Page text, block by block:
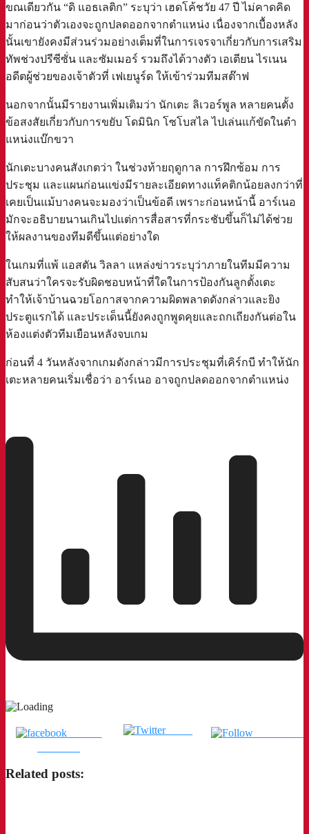
ขณเดียวกัน “ดิ แอธเลติก” ระบุว่า เฮดโค้ชวัย 47 ปี ไม่คาดคิด
มาก่อนว่าตัวเองจะถูกปลดออกจากตำแหน่ง เนื่องจากเบื้องหลัง
นั้นเขายังคงมีส่วนร่วมอย่างเต็มที่ในการเจรจาเกี่ยวกับการเสริม
ทัพช่วงปรีซีซั่น และซัมเมอร์ รวมถึงได้วางตัว เอเตียน ไรเนน
อดีตผู้ช่วยของเจ้าตัวที่ เฟเยนูร์ด ให้เข้าร่วมทีมสต๊าฟ
นอกจากนั้นมีรายงานเพิ่มเติมว่า นักเตะ ลิเวอร์พูล หลายคนตั้ง
ข้อสงสัยเกี่ยวกับการขยับ โดมินิก โซโบสไล ไปเล่นแก้ขัดในตำ
แหน่งแบ๊กขวา
นักเตะบางคนสังเกตว่า ในช่วงท้ายฤดูกาล การฝึกซ้อม การ
ประชุม และแผนก่อนแข่งมีรายละเอียดทางแท็คติกน้อยลงกว่าที่
เคยเป็นแม้บางคนจะมองว่าเป็นข้อดี เพราะก่อนหน้านี้ อาร์เนอ
มักจะอธิบายนานเกินไปแต่การสื่อสารที่กระชับขึ้นก็ไม่ได้ช่วย
ให้ผลงานของทีมดีขึ้นแต่อย่างใด
ในเกมที่แพ้ แอสตัน วิลลา แหล่งข่าวระบุว่าภายในทีมมีความ
สับสนว่าใครจะรับผิดชอบหน้าที่ใดในการป้องกันลูกตั้งเตะ
ทำให้เจ้าบ้านฉวยโอกาสจากความผิดพลาดดังกล่าวและยิง
ประตูแรกได้ และประเด็นนี้ยังคงถูกพูดคุยและถกเถียงกันต่อใน
ห้องแต่งตัวทีมเยือนหลังจบเกม
ก่อนที่ 4 วันหลังจากเกมดังกล่าวมีการประชุมที่เคิร์กบี ทำให้นัก
เตะหลายคนเริ่มเชื่อว่า อาร์เนอ อาจถูกปลดออกจากตำแหน่ง
แชร์บน
Tweet
Related posts: